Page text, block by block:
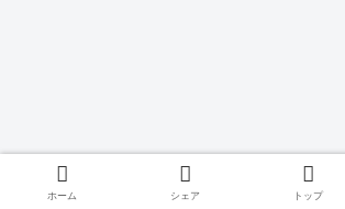
ホーム シェア トップ